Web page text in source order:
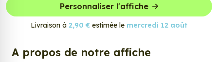
Personnaliser l'affiche
Livraison à 2,90 € estimée le mercredi 12 août
A propos de notre affiche